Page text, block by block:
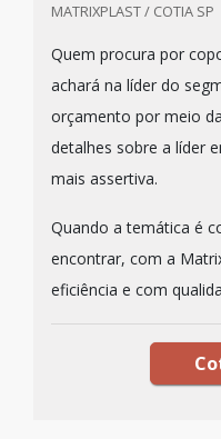
MATRIXPLAST / COTIA SP
Quem procura por
achará na líder do
orçamento por meio
detalhes sobre a líder
mais assertiva.
Quando a temática é
encontrar, com a
eficiência e com